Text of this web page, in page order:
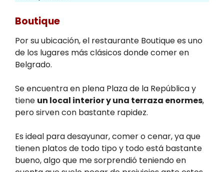
Boutique
Por su ubicación, el restaurante Boutique es uno
de los lugares más clásicos donde comer en
Belgrado.
Se encuentra en plena Plaza de la República y
tiene un local interior y una terraza enormes,
pero sirven con bastante rapidez.
Es ideal para desayunar, comer o cenar, ya que
tienen platos de todo tipo y todo está bastante
bueno, algo que me sorprendió teniendo en